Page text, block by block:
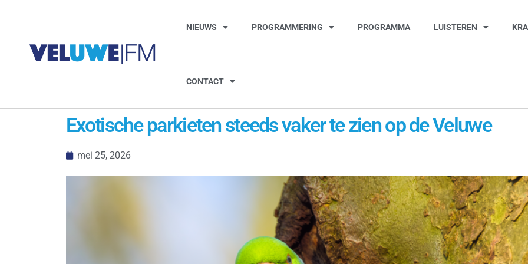
NIEUWS PROGRAMMERING PROGRAMMA LUISTEREN
CONTACT
Exotische parkieten steeds vaker te zien op de Veluwe
mei 25, 2026